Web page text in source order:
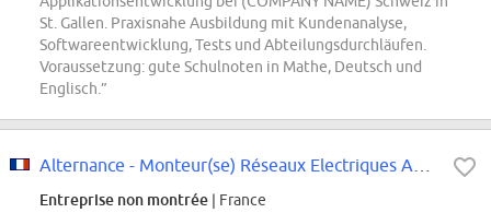
St. Gallen. Praxisnahe Ausbildung mit Kundenanalyse,
Softwareentwicklung, Tests und Abteilungsdurchläufen.
Voraussetzung: gute Schulnoten in Mathe, Deutsch und
Englisch.”
Entreprise non montrée | France